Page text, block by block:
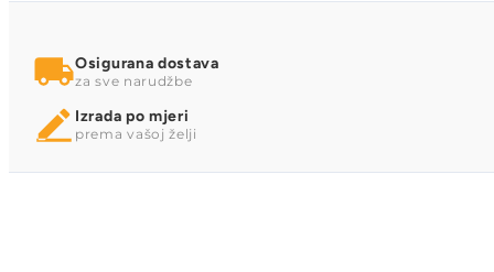
Osigurana dostava
za sve narudžbe
Izrada po mjeri
prema vašoj želji